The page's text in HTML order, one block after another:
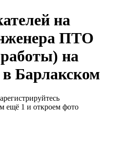
на
ПТО
на
Барлакском
ещё 1 и откроем фото